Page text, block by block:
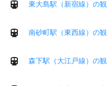
東大島駅（新宿線）の
南砂町駅（東西線）の
森下駅（大江戸線）の